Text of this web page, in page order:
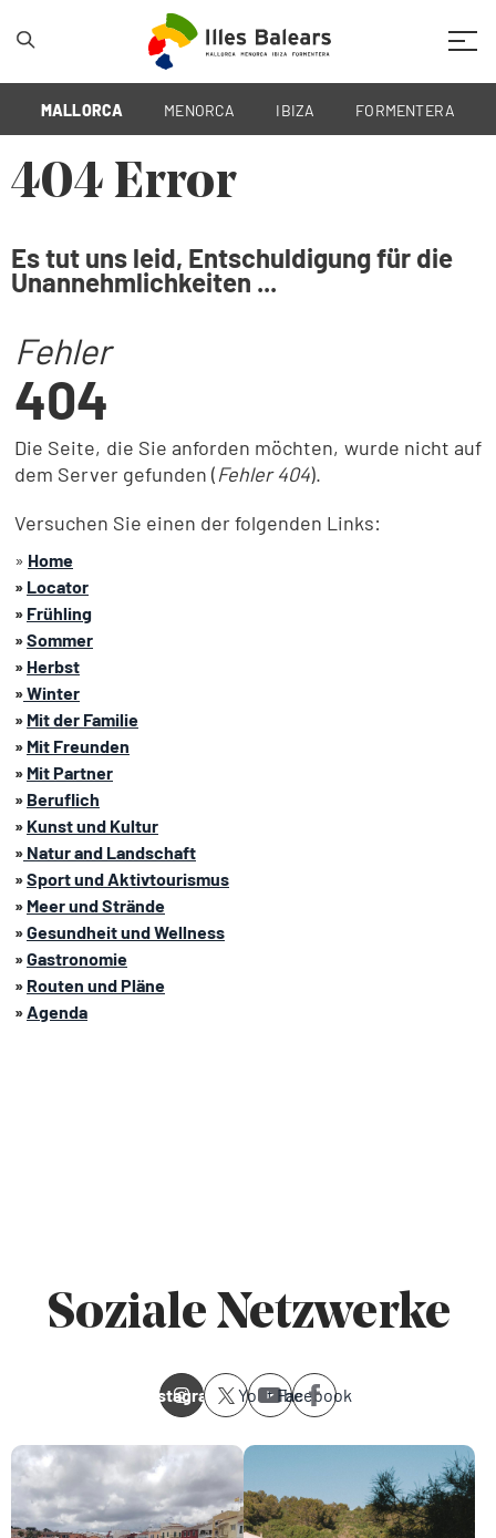
MALLORCA MENORCA IBIZA FORMENTERA
404 Error
Es tut uns leid, Entschuldigung für die
Unannehmlichkeiten ...
Fehler
404
Die Seite, die Sie anforden möchten, wurde nicht auf
dem Server gefunden (Fehler 404).
Versuchen Sie einen der folgenden Links:
» Home
» Locator
» Frühling
»Sommer
» Herbst
»Winter
» Mit der Familie
» Mit Freunden
» Mit Partner
» Beruflich
» Kunst und Kultur
» Natur and Landschaft
»Sport und Aktivtourismus
» Meer und Strände
»Gesundheit und Wellness
»Gastronomie
» Routen und Pläne
»Agenda
Soziale Netzwerke
Instagram YoutubeFacebook